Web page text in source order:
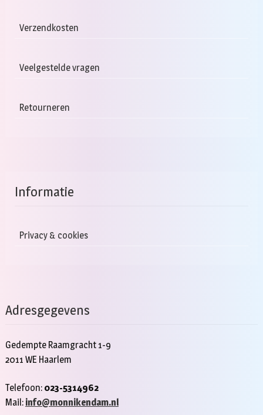
Verzendkosten
Veelgestelde vragen
Retourneren
Informatie
Privacy & cookies
Adresgegevens
Gedempte Raamgracht 1-9
2011 WE Haarlem
Telefoon: 023-5314962
Mail: info@monnikendam.nl